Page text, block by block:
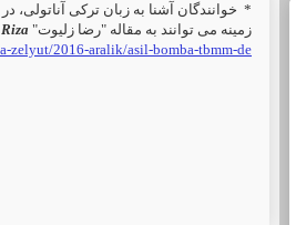
* خوانندگان آشنا به زبان ترکی
زمینه می توانند به مقاله "رضا زلیوت" Riza
zelyut/2016-aralik/asil-bomba-tbmm-de